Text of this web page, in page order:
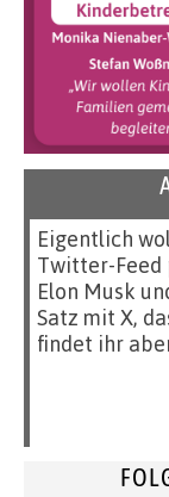
Eigentlich
Twitter-Feed
Elon Musk
Satz mit X,
findet ihr